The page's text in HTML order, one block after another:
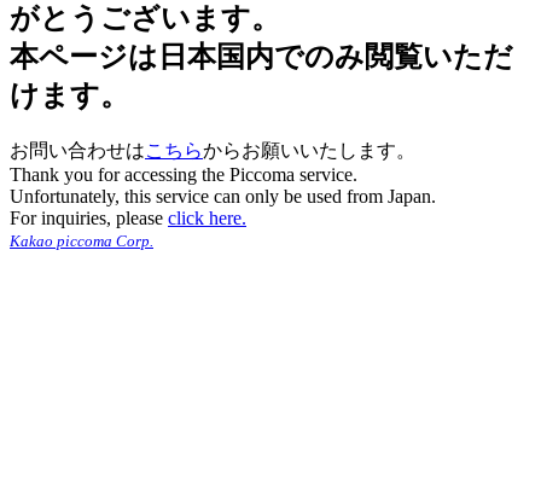
がとうございます。
本ページは日本国内でのみ閲覧いただ
けます。
お問い合わせはこちらからお願いいたします。
Thank you for accessing the Piccoma service.
Unfortunately, this service can only be used from Japan.
For inquiries, please click here.
Kakao piccoma Corp.